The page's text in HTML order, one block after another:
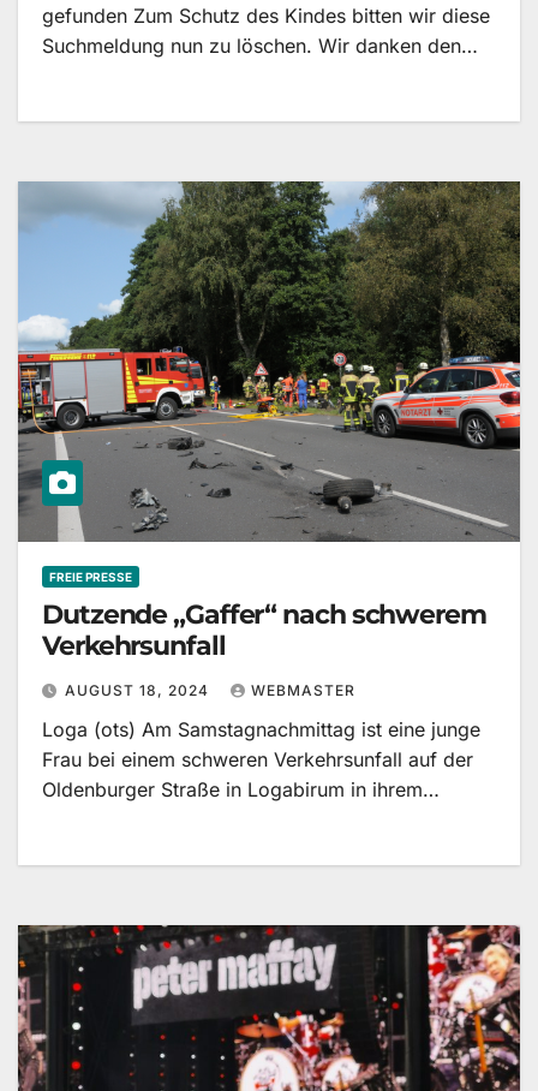
gefunden Zum Schutz des Kindes bitten wir diese
Suchmeldung nun zu löschen. Wir danken den…
FREIE PRESSE
Dutzende „Gaffer“ nach schwerem
Verkehrsunfall
AUGUST 18, 2024 WEBMASTER
Loga (ots) Am Samstagnachmittag ist eine junge
Frau bei einem schweren Verkehrsunfall auf der
Oldenburger Straße in Logabirum in ihrem…